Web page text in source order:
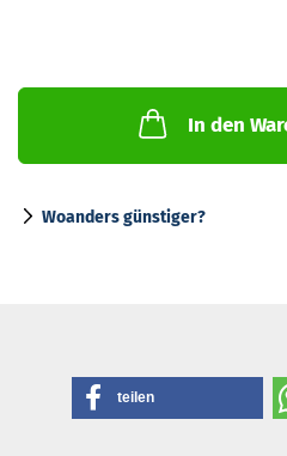
In den
Woanders günstiger?
teilen